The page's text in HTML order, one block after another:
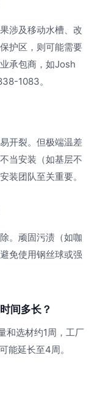
涉及移动水槽、改
护区，则可能需要
承包商，如Josh
1083。
开裂。但极端温差
当安装（如基层不
装团队至关重要。
。顽固污渍（如咖
免使用钢丝球或强
间多长？
和选材约1周，工厂
能延长至4周。